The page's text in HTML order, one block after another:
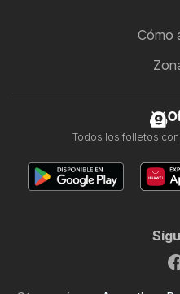
Cómo
Todos los folletos